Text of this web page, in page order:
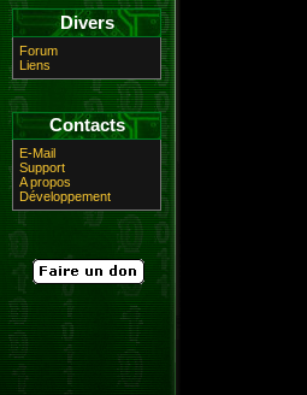
Divers
Forum
Liens
Contacts
E-Mail
Support
A propos
Développement